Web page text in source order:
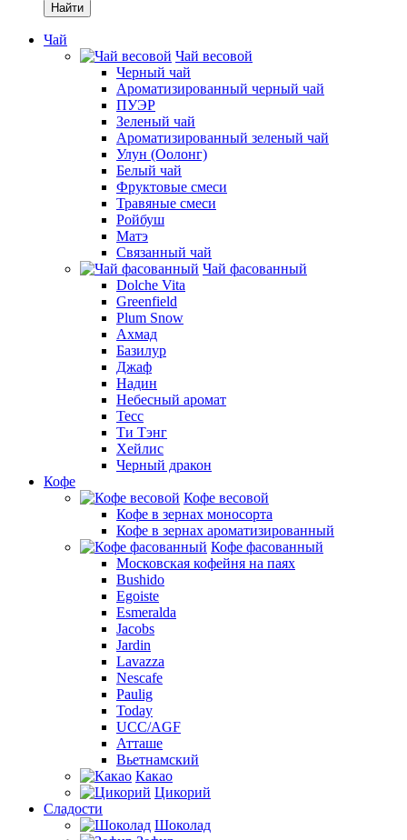
Найти
Чай
Чай весовой
Черный чай
Ароматизированный черный чай
ПУЭР
Зеленый чай
Ароматизированный зеленый чай
Улун (Оолонг)
Белый чай
Фруктовые смеси
Травяные смеси
Ройбуш
Матэ
Связанный чай
Чай фасованный
Dolche Vita
Greenfield
Plum Snow
Ахмад
Базилур
Джаф
Надин
Небесный аромат
Тесс
Ти Тэнг
Хейлис
Черный дракон
Кофе
Кофе весовой
Кофе в зернах моносорта
Кофе в зернах ароматизированный
Кофе фасованный
Московская кофейня на паях
Bushido
Egoiste
Esmeralda
Jacobs
Jardin
Lavazza
Nescafe
Paulig
Today
UCC/AGF
Атташе
Вьетнамский
Какао
Цикорий
Сладости
Шоколад